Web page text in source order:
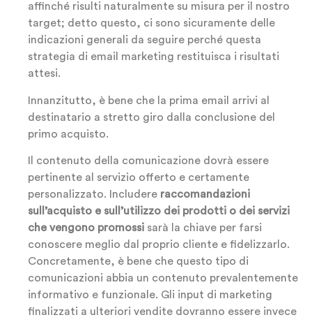
affinché risulti naturalmente su misura per il nostro
target; detto questo, ci sono sicuramente delle
indicazioni generali da seguire perché questa
strategia di email marketing restituisca i risultati
attesi.
Innanzitutto, è bene che la prima email arrivi al
destinatario a stretto giro dalla conclusione del
primo acquisto.
Il contenuto della comunicazione dovrà essere
pertinente al servizio offerto e certamente
personalizzato. Includere raccomandazioni
sull’acquisto e sull’utilizzo dei prodotti o dei servizi
che vengono promossi sarà la chiave per farsi
conoscere meglio dal proprio cliente e fidelizzarlo.
Concretamente, è bene che questo tipo di
comunicazioni abbia un contenuto prevalentemente
informativo e funzionale. Gli input di marketing
finalizzati a ulteriori vendite dovranno essere invece